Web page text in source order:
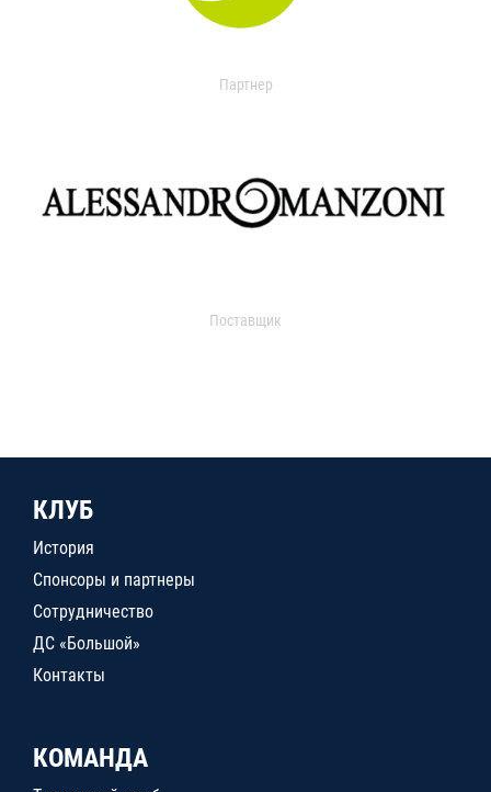
Партнер
Поставщик
КЛУБ
История
Спонсоры и партнеры
Сотрудничество
ДС «Большой»
Контакты
КОМАНДА